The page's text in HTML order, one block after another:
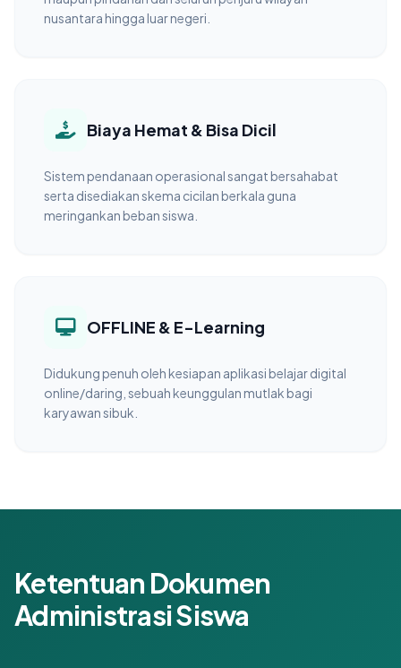
nusantara hingga luar negeri.
Biaya Hemat & Bisa Dicil
Sistem pendanaan operasional sangat bersahabat
serta disediakan skema cicilan berkala guna
meringankan beban siswa.
OFFLINE & E-Learning
Didukung penuh oleh kesiapan aplikasi belajar digital
online/daring, sebuah keunggulan mutlak bagi
karyawan sibuk.
Ketentuan Dokumen
Administrasi Siswa